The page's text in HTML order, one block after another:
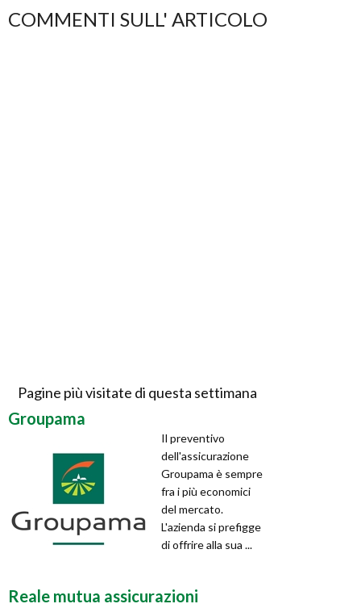
COMMENTI SULL' ARTICOLO
Pagine più visitate di questa settimana
Groupama
Il preventivo
dell'assicurazione
Groupama è sempre
fra i più economici
del mercato.
L'azienda si prefigge
di offrire alla sua ...
Reale mutua assicurazioni